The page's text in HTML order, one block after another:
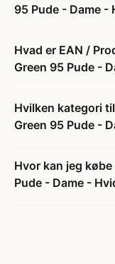
95 Pude - Dame -
Hvad er EAN /
Green 95 Pude -
Hvilken kategori
Green 95 Pude -
Hvor kan jeg
Pude - Dame -